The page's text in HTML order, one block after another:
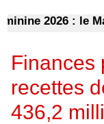
2026 : le
Finances
recettes
436,2